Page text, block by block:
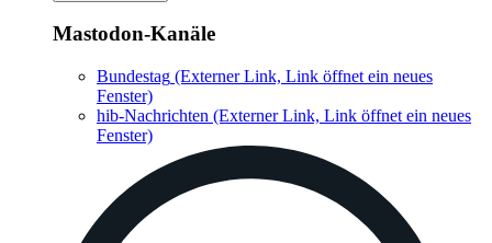
Mastodon-Kanäle
Bundestag (Externer Link, Link öffnet ein neues
Fenster)
hib-Nachrichten (Externer Link, Link öffnet ein neues
Fenster)